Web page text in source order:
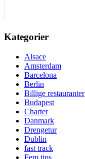
Kategorier
Alsace
Amsterdam
Barcelona
Berlin
Billige restauranter
Budapest
Charter
Danmark
Drengetur
Dublin
fast track